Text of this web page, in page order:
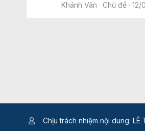
Khánh Vân Chủ đề 12/
Chịu trách nhiệm nội dung: LÊ